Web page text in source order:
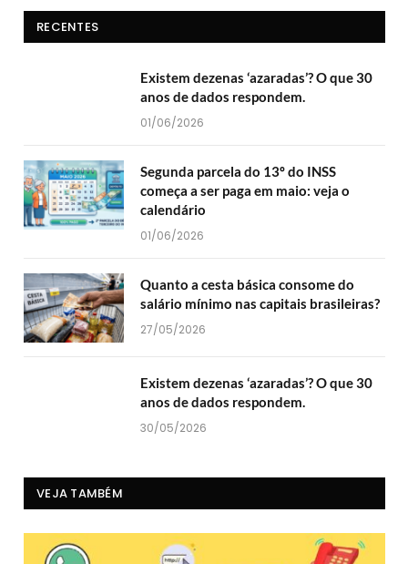
RECENTES
Existem dezenas ‘azaradas’? O que 30
anos de dados respondem.
01/06/2026
Segunda parcela do 13º do INSS
começa a ser paga em maio: veja o
calendário
01/06/2026
Quanto a cesta básica consome do
salário mínimo nas capitais brasileiras?
27/05/2026
Existem dezenas ‘azaradas’? O que 30
anos de dados respondem.
30/05/2026
VEJA TAMBÉM